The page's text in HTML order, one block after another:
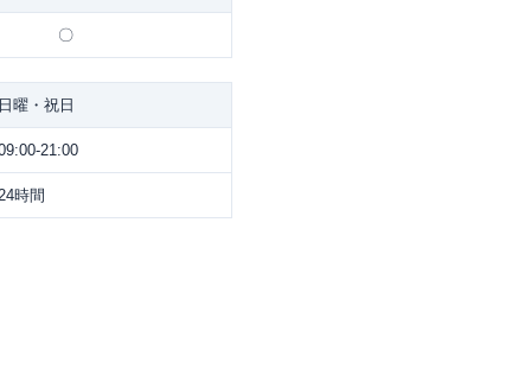
〇
日曜・祝日
21:00
時間